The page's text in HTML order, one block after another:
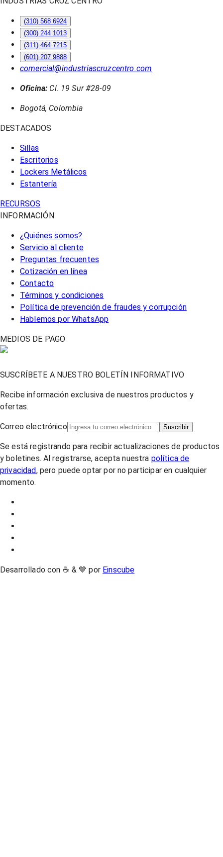
(310) 568 6924
(300) 244 1013
(311) 464 7215
(601) 207 9888
comercial@industriascruzcentro.com
Oficina: Cl. 19 Sur #28-09
Bogotá, Colombia
DESTACADOS
Sillas
Escritorios
Lockers Metálicos
Estantería
RECURSOS
INFORMACIÓN
¿Quiénes somos?
Servicio al cliente
Preguntas frecuentes
Cotización en línea
Contacto
Términos y condiciones
Política de prevención de fraudes y corrupción
Hablemos por WhatsApp
MEDIOS DE PAGO
SUSCRÍBETE A NUESTRO BOLETÍN INFORMATIVO
Recibe información exclusiva de nuestros productos y
ofertas.
Correo electrónico Suscribir
Se está registrando para recibir actualizaciones de productos
y boletines. Al registrarse, acepta nuestra política de
privacidad, pero puede optar por no participar en cualquier
momento.
Desarrollado con ☕ & 💙 por Einscube